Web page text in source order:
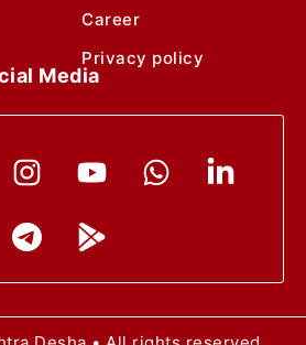
Career
Privacy policy
Media